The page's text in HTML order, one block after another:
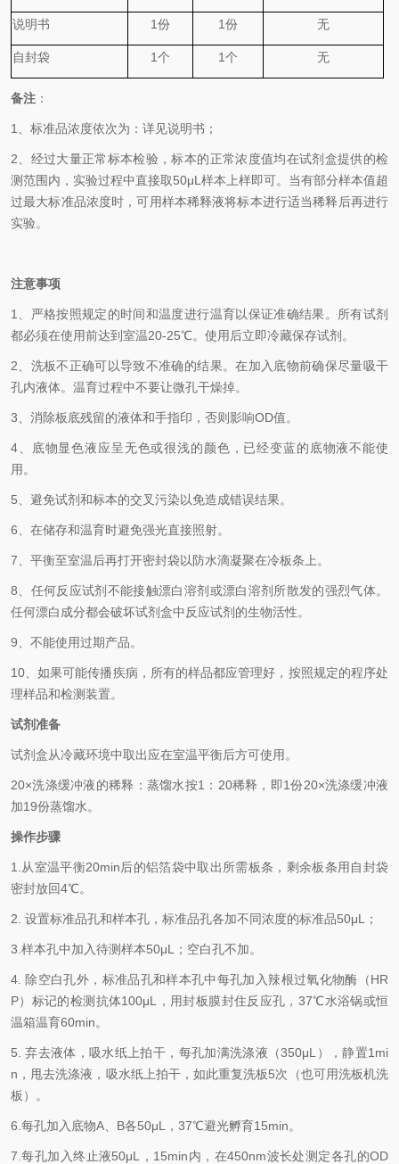
说明书 1份 1份 无
自封袋 1个 1个 无
备注 ：
1、 标准品浓度依次为 ： 详见说明书；
2、 经过大量正常标本检验，标本的正常浓度值均在试剂盒提供的检
测范围内，实验过程中直接取50μL 样本上样即可。当有部分样本值超
过最大标准品浓度时，可用样本稀释液将标本进行适当稀释后再进行
实验。
注意事项
1、 严格按照规定的时间和温度进行温育以保证准确结果。所有试剂
都必须在使用前达到室温20-25℃。使用后立即冷藏保存试剂。
2、 洗板不正确可以导致不准确的结果。在加入底物前确保尽量吸干
孔内液体。温育过程中不要让微孔干燥掉。
3、 消除板底残留的液体和手指印，否则影响OD值。
4、
底物显色液应呈无色或很浅的颜色，已经变蓝的底物液不能使
用。
5、 避免试剂和标本的交叉污染以免造成错误结果。
6、 在储存和温育时避免强光直接照射。
7、 平衡至室温后再打开密封袋以防水滴凝聚在冷板条上。
8、 任何反应试剂不能接触漂白溶剂或漂白溶剂所散发的强烈气体。
任何漂白成分都会破坏试剂盒中反应试剂的生物活性。
9、 不能使用过期产品。
10、如果可能传播疾病，所有的样品都应管理好，按照规定的程序处
理样品和检测装置。
试剂准备
试剂盒从冷藏环境中取出应在室温平衡后方可使用。
20×洗涤缓冲液的稀释：蒸馏水按1 ： 20稀释，即1份20×洗涤缓冲液
加19份蒸馏水。
操作步骤
1. 从室温平衡20min后的铝箔袋中取出所需板条，剩余板条用自封袋
密封放回4℃。
2. 设置标准品孔和样本孔，标准品孔各加不同浓度的标准品50μL ；
3. 样本孔中加 入待测样本50μL ；空白孔不加。
4. 除空白孔外，标准品孔和样本孔中每孔加入辣根过氧化物酶（HR
P）标记的检测抗体100μL ，用封板膜封住反应孔， 37℃水浴锅或恒
温箱温育60min。
5. 弃去液体，吸水纸上拍干，每孔加满洗涤液 （350μL ） ，静置1mi
n ，甩去洗涤液，吸水纸上拍干，如此重复洗板5次（也可用洗板机洗
板）。
6. 每孔加入底物A B各50μL ， 37℃避光孵育15min。
7. 每孔加入终止液50μL ， 15min内，在450nm波长处测定各孔的OD